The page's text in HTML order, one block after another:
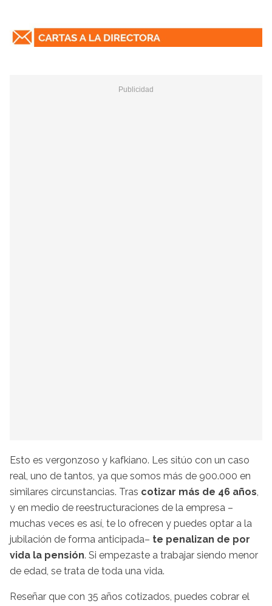
Esto es vergonzoso y kafkiano. Les sitúo con un caso
real, uno de tantos, ya que somos más de 900.000 en
similares circunstancias. Tras cotizar más de 46 años,
y en medio de reestructuraciones de la empresa –
muchas veces es así, te lo ofrecen y puedes optar a la
jubilación de forma anticipada– te penalizan de por
vida la pensión. Si empezaste a trabajar siendo menor
de edad, se trata de toda una vida.
Reseñar que con 35 años cotizados, puedes cobrar el